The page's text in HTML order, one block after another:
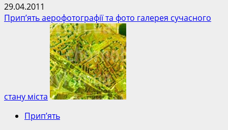
29.04.2011
Прип’ять аерофотографії та фото галерея сучасного
стану міста
Прип’ять